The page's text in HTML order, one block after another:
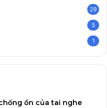
29
5
1
ồn của tai nghe